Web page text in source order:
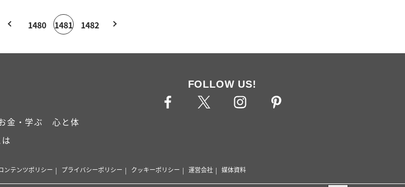
1480 1481 1482
金・学ぶ
心と体
FOLLOW US!
ンテンツポリシー プライバシーポリシー クッキーポリシー 運営会社 媒体資料